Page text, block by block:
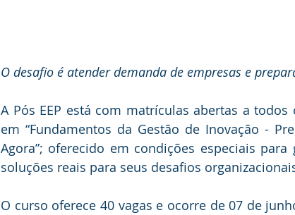
O desafio é atender demanda de empresas e
A Pós EEP está com matrículas abertas a
em “Fundamentos da Gestão de Inovação -
Agora”; oferecido em condições especiais
soluções reais para seus desafios
O curso oferece 40 vagas e ocorre de 07 de